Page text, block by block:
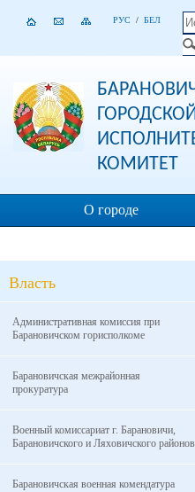
РУС / БЕЛ
КОМИТЕТ
О городе
Власть
Административная комиссия при
Барановичском горисполкоме
Барановичская межрайонная
прокуратура
Военный комиссариат г. Барановичи,
Барановичского и Ляховичского районов
Барановичская военная комендатура